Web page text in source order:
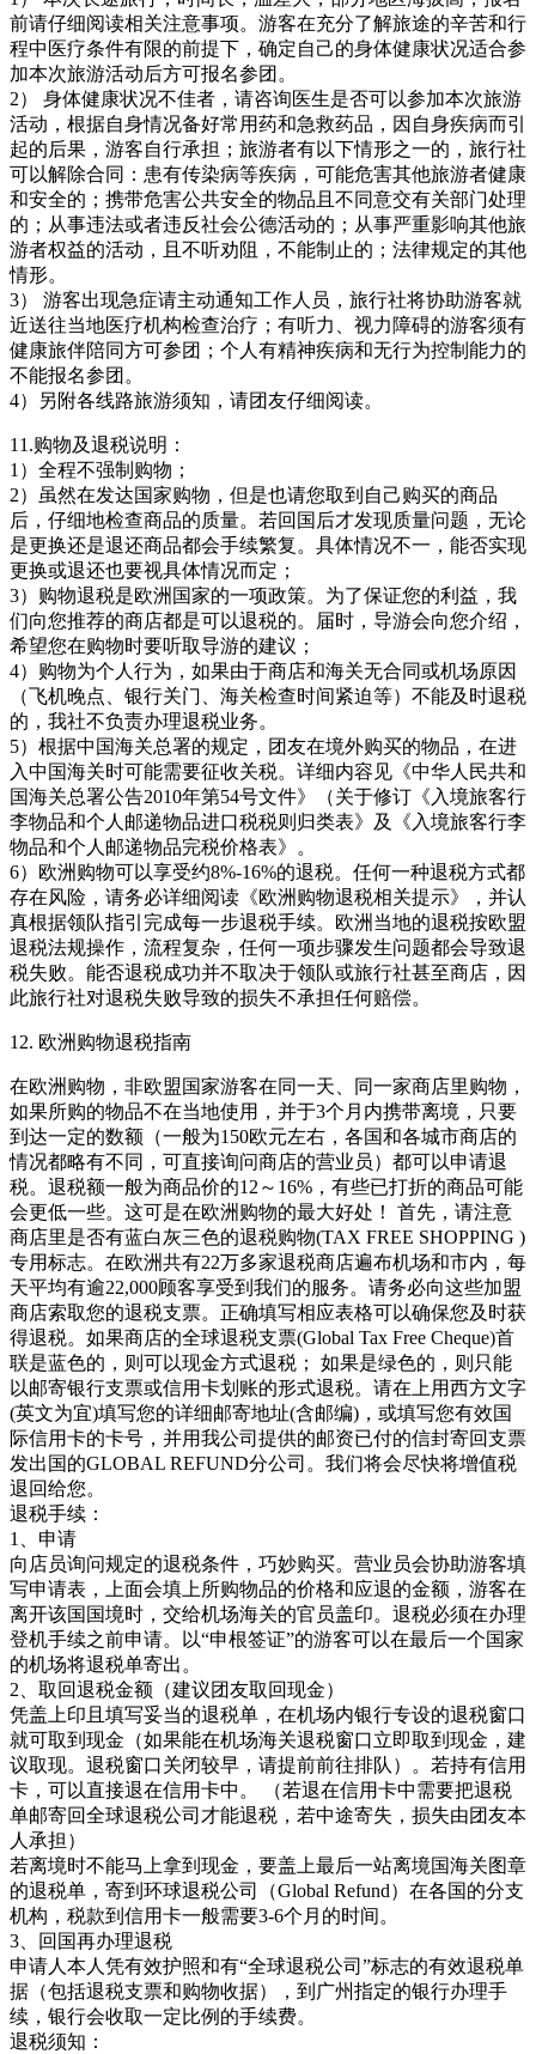
前请仔细阅读相关注意事项。游客在充分了解旅途的辛苦和行
程中医疗条件有限的前提下，确定自己的身体健康状况适合参
加本次旅游活动后方可报名参团。
2） 身体健康状况不佳者，请咨询医生是否可以参加本次旅游
活动，根据自身情况备好常用药和急救药品，因自身疾病而引
起的后果，游客自行承担；旅游者有以下情形之一的，旅行社
可以解除合同：患有传染病等疾病，可能危害其他旅游者健康
和安全的；携带危害公共安全的物品且不同意交有关部门处理
的；从事违法或者违反社会公德活动的；从事严重影响其他旅
游者权益的活动，且不听劝阻，不能制止的；法律规定的其他
情形。
3） 游客出现急症请主动通知工作人员，旅行社将协助游客就
近送往当地医疗机构检查治疗；有听力、视力障碍的游客须有
健康旅伴陪同方可参团；个人有精神疾病和无行为控制能力的
不能报名参团。
4）另附各线路旅游须知，请团友仔细阅读。
11.购物及退税说明：
1）全程不强制购物；
2）虽然在发达国家购物，但是也请您取到自己购买的商品
后，仔细地检查商品的质量。若回国后才发现质量问题，无论
是更换还是退还商品都会手续繁复。具体情况不一，能否实现
更换或退还也要视具体情况而定；
3）购物退税是欧洲国家的一项政策。为了保证您的利益，我
们向您推荐的商店都是可以退税的。届时，导游会向您介绍，
希望您在购物时要听取导游的建议；
4）购物为个人行为，如果由于商店和海关无合同或机场原因
（飞机晚点、银行关门、海关检查时间紧迫等）不能及时退税
的，我社不负责办理退税业务。
5）根据中国海关总署的规定，团友在境外购买的物品，在进
入中国海关时可能需要征收关税。详细内容见《中华人民共和
国海关总署公告2010年第54号文件》（关于修订《入境旅客行
李物品和个人邮递物品进口税税则归类表》及《入境旅客行李
物品和个人邮递物品完税价格表》。
6）欧洲购物可以享受约8%-16%的退税。任何一种退税方式都
存在风险，请务必详细阅读《欧洲购物退税相关提示》，并认
真根据领队指引完成每一步退税手续。欧洲当地的退税按欧盟
退税法规操作，流程复杂，任何一项步骤发生问题都会导致退
税失败。能否退税成功并不取决于领队或旅行社甚至商店，因
此旅行社对退税失败导致的损失不承担任何赔偿。
12. 欧洲购物退税指南
在欧洲购物，非欧盟国家游客在同一天、同一家商店里购物，
如果所购的物品不在当地使用，并于3个月内携带离境，只要
到达一定的数额（一般为150欧元左右，各国和各城市商店的
情况都略有不同，可直接询问商店的营业员）都可以申请退
税。退税额一般为商品价的12～16%，有些已打折的商品可能
会更低一些。这可是在欧洲购物的最大好处！ 首先，请注意
商店里是否有蓝白灰三色的退税购物(TAX FREE SHOPPING )
专用标志。在欧洲共有22万多家退税商店遍布机场和市内，每
天平均有逾22,000顾客享受到我们的服务。请务必向这些加盟
商店索取您的退税支票。正确填写相应表格可以确保您及时获
得退税。如果商店的全球退税支票(Global Tax Free Cheque)首
联是蓝色的，则可以现金方式退税； 如果是绿色的，则只能
以邮寄银行支票或信用卡划账的形式退税。请在上用西方文字
(英文为宜)填写您的详细邮寄地址(含邮编)，或填写您有效国
际信用卡的卡号，并用我公司提供的邮资已付的信封寄回支票
发出国的GLOBAL REFUND分公司。我们将会尽快将增值税
退回给您。
退税手续：
1、申请
向店员询问规定的退税条件，巧妙购买。营业员会协助游客填
写申请表，上面会填上所购物品的价格和应退的金额，游客在
离开该国国境时，交给机场海关的官员盖印。退税必须在办理
登机手续之前申请。以“申根签证”的游客可以在最后一个国家
的机场将退税单寄出。
2、取回退税金额（建议团友取回现金）
凭盖上印且填写妥当的退税单，在机场内银行专设的退税窗口
就可取到现金（如果能在机场海关退税窗口立即取到现金，建
议取现。退税窗口关闭较早，请提前前往排队）。若持有信用
卡，可以直接退在信用卡中。 （若退在信用卡中需要把退税
单邮寄回全球退税公司才能退税，若中途寄失，损失由团友本
人承担）
若离境时不能马上拿到现金，要盖上最后一站离境国海关图章
的退税单，寄到环球退税公司（Global Refund）在各国的分支
机构，税款到信用卡一般需要3-6个月的时间。
3、回国再办理退税
申请人本人凭有效护照和有“全球退税公司”标志的有效退税单
据（包括退税支票和购物收据），到广州指定的银行办理手
续，银行会收取一定比例的手续费。
退税须知：